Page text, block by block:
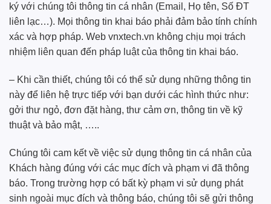
ký với chúng tôi thông tin cá nhân (Email, Họ tên, Số ĐT
liên lạc…). Mọi thông tin khai báo phải đảm bảo tính chính
xác và hợp pháp. Web vnxtech.vn không chịu mọi trách
nhiệm liên quan đến pháp luật của thông tin khai báo.
– Khi cần thiết, chúng tôi có thể sử dụng những thông tin
này để liên hệ trực tiếp với bạn dưới các hình thức như:
gởi thư ngỏ, đơn đặt hàng, thư cảm ơn, thông tin về kỹ
thuật và bảo mật, …..
Chúng tôi cam kết về việc sử dụng thông tin cá nhân của
Khách hàng đúng với các mục đích và phạm vi đã thông
báo. Trong trường hợp có bất kỳ phạm vi sử dụng phát
sinh ngoài mục đích và thông báo, chúng tôi sẽ gửi thông